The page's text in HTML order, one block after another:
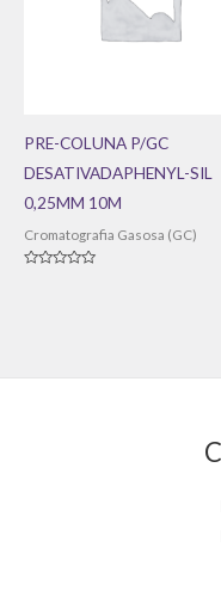
PRE-COLUNA P/GC
DESATIVADAPHENYL-SIL
0,25MM 10M
Cromatografia Gasosa (GC)